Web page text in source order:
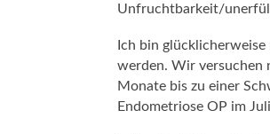
Unfruchtbarkeit/
Ich bin
werden. Wir versuchen
Monate bis zu einer
Endometriose OP im